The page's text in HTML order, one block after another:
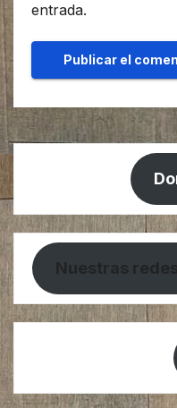
entrada.
Nuestras